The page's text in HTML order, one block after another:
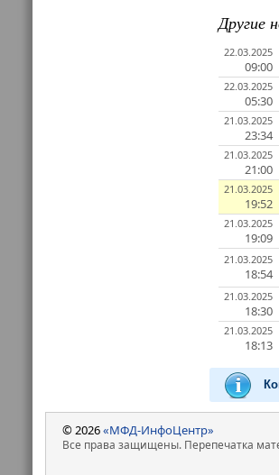
Другие
22.03.2025
09:00
22.03.2025
05:30
21.03.2025
23:34
21.03.2025
21:00
21.03.2025
19:52
21.03.2025
19:09
21.03.2025
18:54
21.03.2025
18:30
21.03.2025
18:13
© 2026«МФД-ИнфоЦентр»
Все права защищены. Перепечатка